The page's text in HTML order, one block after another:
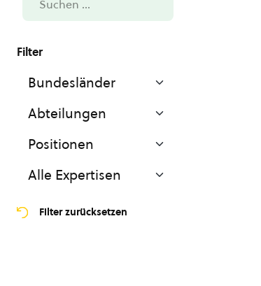
Filter zurücksetzen